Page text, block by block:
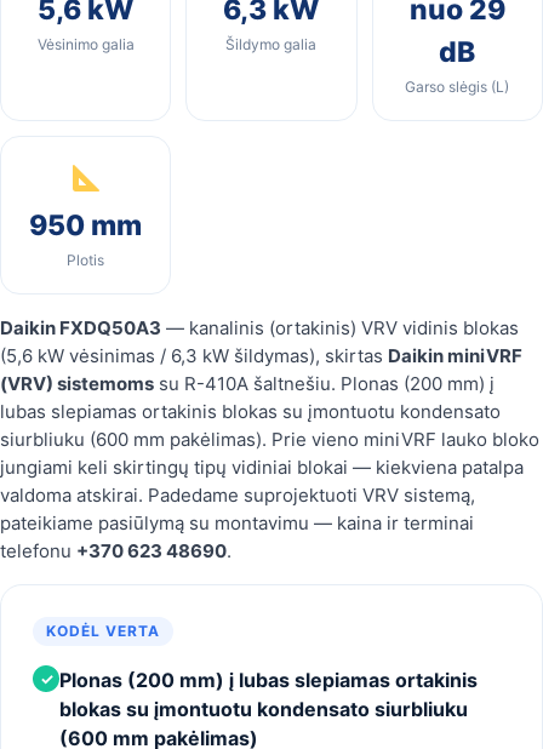
5,6 kW
Vėsinimo galia
6,3 kW
Šildymo galia
nuo 29
dB
Garso slėgis (L)
950 mm
Plotis
Daikin FXDQ50A3 — kanalinis (ortakinis) VRV vidinis blokas
(5,6 kW vėsinimas / 6,3 kW šildymas), skirtas Daikin miniVRF
(VRV) sistemoms su R-410A šaltnešiu. Plonas (200 mm) į
lubas slepiamas ortakinis blokas su įmontuotu kondensato
siurbliuku (600 mm pakėlimas). Prie vieno miniVRF lauko bloko
jungiami keli skirtingų tipų vidiniai blokai — kiekviena patalpa
valdoma atskirai. Padedame suprojektuoti VRV sistemą,
pateikiame pasiūlymą su montavimu — kaina ir terminai
telefonu +370 623 48690.
KODĖL VERTA
✓ Plonas (200 mm) į lubas slepiamas ortakinis
blokas su įmontuotu kondensato siurbliuku
(600 mm pakėlimas)